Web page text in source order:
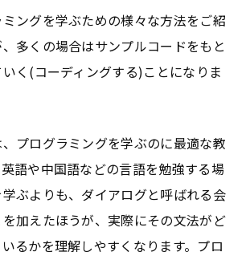
ングを学ぶための様々な方法をご紹
多くの場合はサンプルコードをもと
く(コーディングする)ことになりま
プログラミングを学ぶのに最適な教
語や中国語などの言語を勉強する場
ぶよりも、ダイアログと呼ばれる会
加えたほうが、実際にその文法がど
るかを理解しやすくなります。プロ